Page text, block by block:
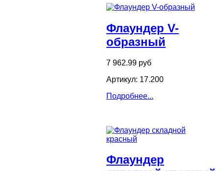
Флаундер V-
образный
7 962.99 руб
Артикул: 17.200
Подробнее...
Флаундер